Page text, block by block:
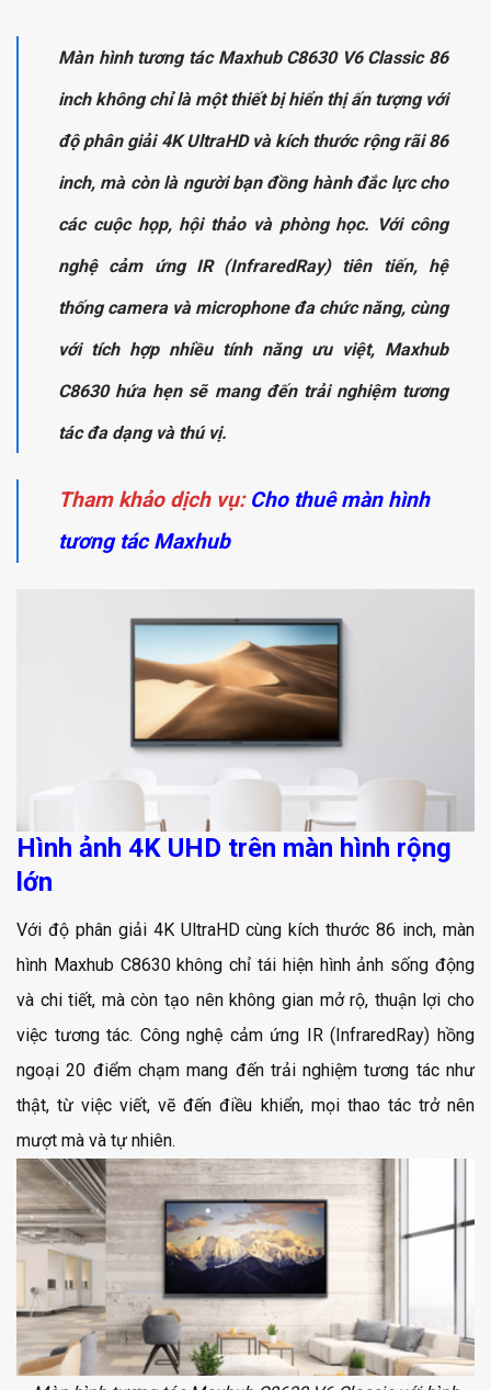
Màn hình tương tác Maxhub C8630 V6 Classic 86
inch không chỉ là một thiết bị hiển thị ấn tượng với
độ phân giải 4K UltraHD và kích thước rộng rãi 86
inch, mà còn là người bạn đồng hành đắc lực cho
các cuộc họp, hội thảo và phòng học. Với công
nghệ cảm ứng IR (InfraredRay) tiên tiến, hệ
thống camera và microphone đa chức năng, cùng
với tích hợp nhiều tính năng ưu việt, Maxhub
C8630 hứa hẹn sẽ mang đến trải nghiệm tương
tác đa dạng và thú vị.
Tham khảo dịch vụ: Cho thuê màn hình
tương tác Maxhub
Hình ảnh 4K UHD trên màn hình rộng
lớn
Với độ phân giải 4K UltraHD cùng kích thước 86 inch, màn
hình Maxhub C8630 không chỉ tái hiện hình ảnh sống động
và chi tiết, mà còn tạo nên không gian mở rộ, thuận lợi cho
việc tương tác. Công nghệ cảm ứng IR (InfraredRay) hồng
ngoại 20 điểm chạm mang đến trải nghiệm tương tác như
thật, từ việc viết, vẽ đến điều khiển, mọi thao tác trở nên
mượt mà và tự nhiên.